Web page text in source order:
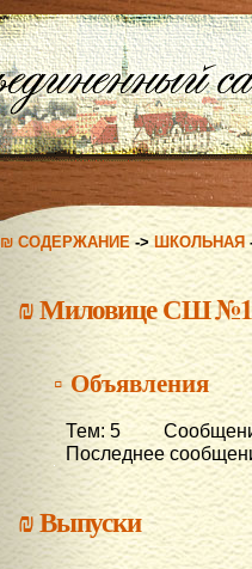
₪ СОДЕРЖАНИЕ->ШКОЛЬНАЯ
₪Миловице СШ №1
▫ Объявления
Тем: 5
Последнее
₪Выпуски